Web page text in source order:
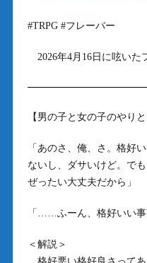
#TRPG #フレーバー
2026年4月16日に呟いた
【男の子と女の子のやり
「あのさ、俺、さ。格好
ないし、ダサいけど。で
ぜったい大丈夫だから」
「……ふーん、格好いい事
＜解説＞